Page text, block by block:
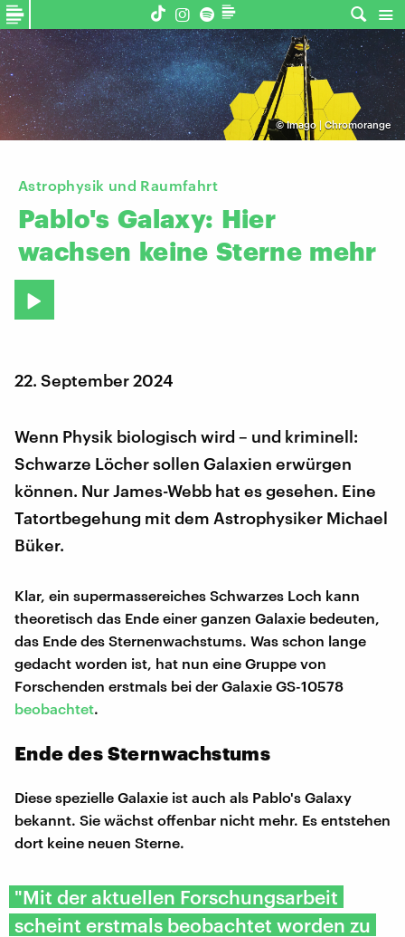
©Imago | Chromorange
Astrophysik und Raumfahrt
Pablo's Galaxy: Hier
wachsen keine Sterne mehr
22. September 2024
Wenn Physik biologisch wird – und kriminell:
Schwarze Löcher sollen Galaxien erwürgen
können. Nur James-Webb hat es gesehen. Eine
Tatortbegehung mit dem Astrophysiker Michael
Büker.
Klar, ein supermassereiches Schwarzes Loch kann
theoretisch das Ende einer ganzen Galaxie bedeuten,
das Ende des Sternenwachstums. Was schon lange
gedacht worden ist, hat nun eine Gruppe von
Forschenden erstmals bei der Galaxie GS-10578
beobachtet.
Ende des Sternwachstums
Diese spezielle Galaxie ist auch als Pablo's Galaxy
bekannt. Sie wächst offenbar nicht mehr. Es entstehen
dort keine neuen Sterne.
"Mit der aktuellen Forschungsarbeit
scheint erstmals beobachtet worden zu